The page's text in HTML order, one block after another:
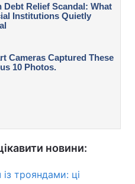
новини:
трояндами: ці